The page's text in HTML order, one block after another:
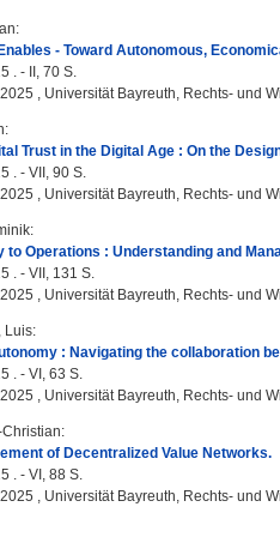
:
- Toward Autonomous,
. - II, 70 S.
, Universität Bayreuth, Rechts- und
:
Trust in the Digital Age : On the
. - VII, 90 S.
, Universität Bayreuth, Rechts- und
:
to Operations : Understanding and
. - VII, 131 S.
, Universität Bayreuth, Rechts- und
Luis:
: Navigating the collaboration
. - VI, 63 S.
, Universität Bayreuth, Rechts- und
:
of Decentralized Value Networks.
. - VI, 88 S.
, Universität Bayreuth, Rechts- und